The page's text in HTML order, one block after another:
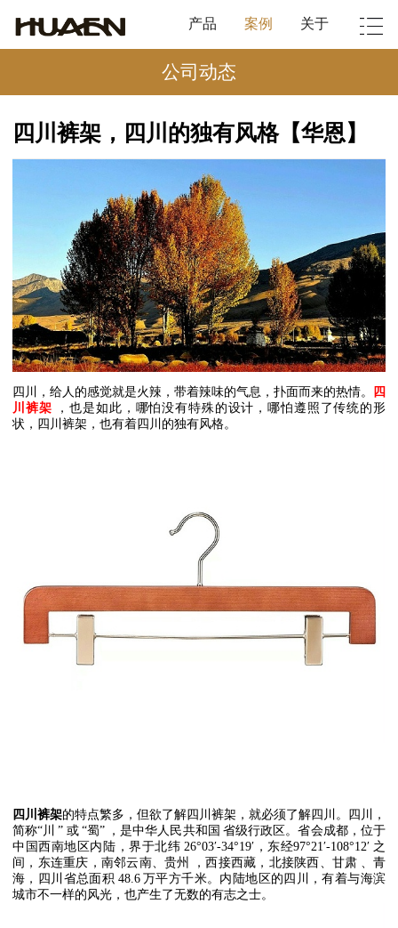
产品 案例 关于
公司动态
四川裤架，四川的独有风格【华恩】
四川，给人的感觉就是火辣，带着辣味的气息，扑面而来的热情。
四
川裤架
，也是如此，哪怕没有特殊的设计，哪怕遵照了传统的形
状，四川裤架，也有着四川的独有风格。
四川裤架的特点繁多，但欲了解四川裤架，就必须了解四川。四川，
简称“ 川 ” 或 “蜀” ，是中华人民共和国 省级行政区。省会成都，位于
中国西南地区内陆，界于北纬 26°03′-34°19′ ，东经97°21′-108°12′ 之
间，东连重庆 ，南邻云南、贵州 ，西接西藏 ，北接陕西 、甘肃
、青
海 ，四川省总面积 48.6 万平方千米。内陆地区的四川，有着与海滨
城市不一样的风光，也产生了无数的有志之士。